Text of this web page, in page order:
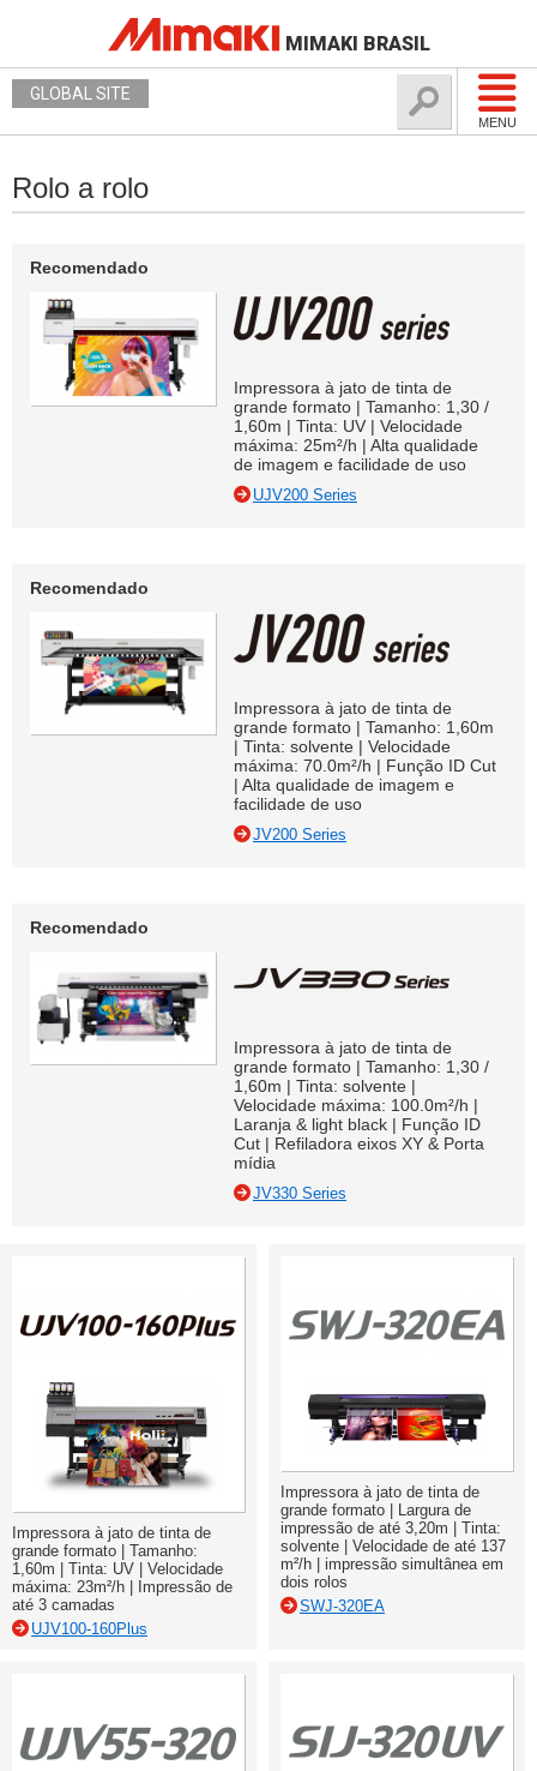
MIMAKI BRASIL
MENU
GLOBAL SITE
Rolo a rolo
Recomendado
Impressora à jato de tinta de
grande formato | Tamanho: 1,30 /
1,60m | Tinta: UV | Velocidade
máxima: 25m²/h | Alta qualidade
de imagem e facilidade de uso
UJV200 Series
Recomendado
Impressora à jato de tinta de
grande formato | Tamanho: 1,60m
| Tinta: solvente | Velocidade
máxima: 70.0m²/h | Função ID Cut
| Alta qualidade de imagem e
facilidade de uso
JV200 Series
Recomendado
Impressora à jato de tinta de
grande formato | Tamanho: 1,30 /
1,60m | Tinta: solvente |
Velocidade máxima: 100.0m²/h |
Laranja & light black | Função ID
Cut | Refiladora eixos XY & Porta
mídia
JV330 Series
Impressora à jato de tinta de
grande formato | Tamanho:
1,60m | Tinta: UV | Velocidade
máxima: 23m²/h | Impressão de
até 3 camadas
UJV100-160Plus
Impressora à jato de tinta de
grande formato | Largura de
impressão de até 3,20m | Tinta:
solvente | Velocidade de até 137
m²/h | impressão simultânea em
dois rolos
SWJ-320EA